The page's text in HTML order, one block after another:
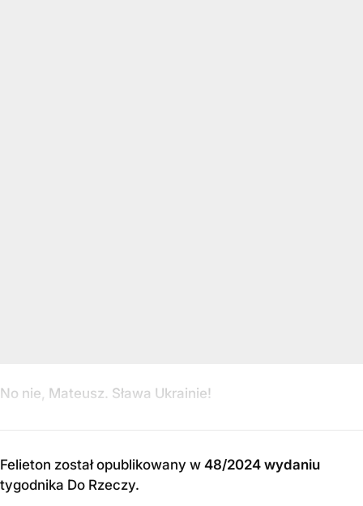
No nie, Mateusz. Sława Ukrainie!
Felieton został opublikowany w 48/2024 wydaniu
tygodnika Do Rzeczy.